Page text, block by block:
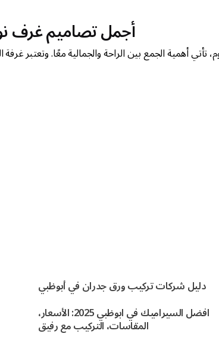
أجمل تصاميم غرف
تأتي أهمية الجمع بين الراحة والجمالية معًا. وتعتبر
دليل شركات تركيب ورق جدران في أبوظبي
افضل السيراميك في ابوظبي 2025: الأسعار،
المقاسات، التركيب مع رفيق